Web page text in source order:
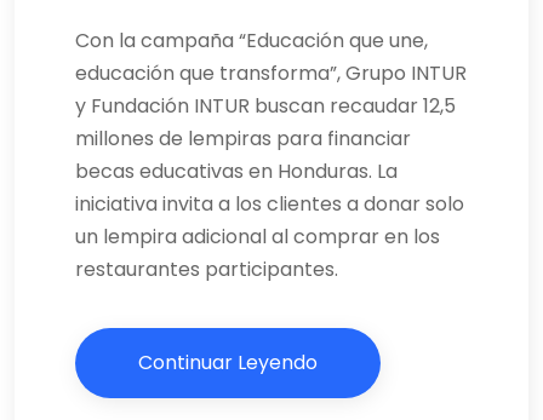
Con la campaña “Educación que une,
educación que transforma”, Grupo INTUR
y Fundación INTUR buscan recaudar 12,5
millones de lempiras para financiar
becas educativas en Honduras. La
iniciativa invita a los clientes a donar solo
un lempira adicional al comprar en los
restaurantes participantes.
Continuar Leyendo